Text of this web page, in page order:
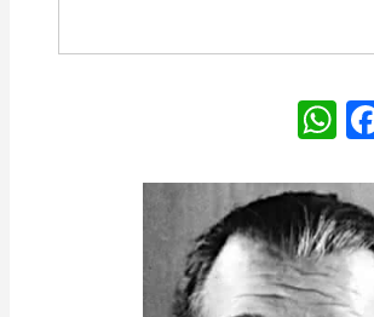
W
h
at
s
A